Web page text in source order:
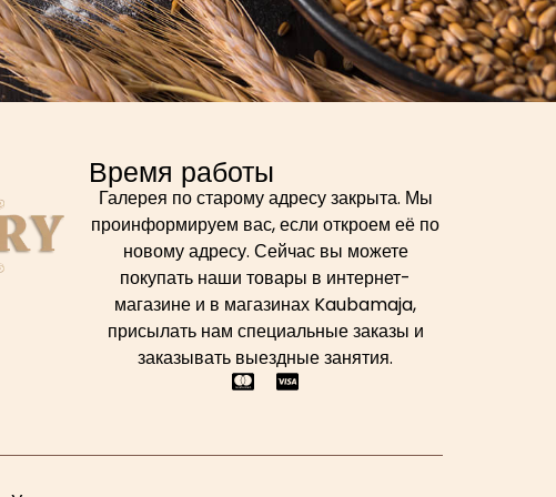
Время работы
Галерея по старому адресу закрыта. Мы
проинформируем вас, если откроем её по
новому адресу. Сейчас вы можете
покупать наши товары в интернет-
магазине и в магазинах Kaubamaja,
присылать нам специальные заказы и
заказывать выездные занятия.